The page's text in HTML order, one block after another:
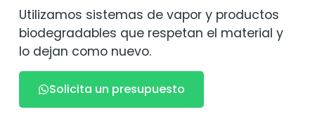
Utilizamos sistemas de vapor y productos
biodegradables que respetan el material y
lo dejan como nuevo.
Solicita un presupuesto